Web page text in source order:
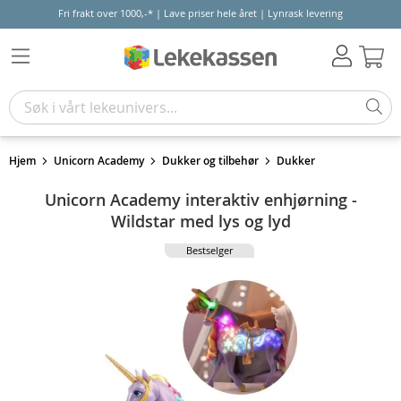
Fri frakt over 1000,-* | Lave priser hele året | Lynrask levering
Hjem Unicorn Academy Dukker og tilbehør Dukker
Unicorn Academy interaktiv enhjørning -
Wildstar med lys og lyd
Bestselger